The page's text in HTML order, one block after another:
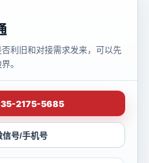
利旧和对接需求发来，可以先
。
2175-5685
信号/手机号